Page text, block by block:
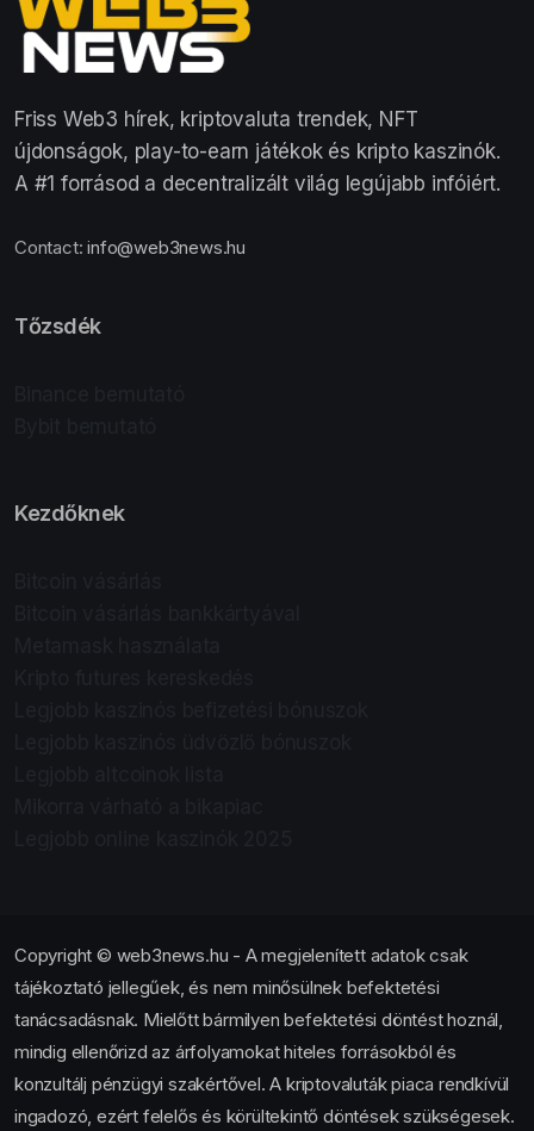
Friss Web3 hírek, kriptovaluta trendek, NFT
újdonságok, play-to-earn játékok és kripto kaszinók.
A #1 forrásod a decentralizált világ legújabb infóiért.
Contact:info@web3news.hu
Tőzsdék
Kezdőknek
Copyright © web3news.hu - A megjelenített adatok csak
tájékoztató jellegűek, és nem minősülnek befektetési
tanácsadásnak. Mielőtt bármilyen befektetési döntést hoznál,
mindig ellenőrizd az árfolyamokat hiteles forrásokból és
konzultálj pénzügyi szakértővel. A kriptovaluták piaca rendkívül
ingadozó, ezért felelős és körültekintő döntések szükségesek.